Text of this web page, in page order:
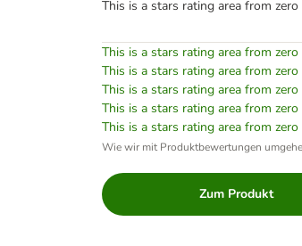
This is a stars rating area from
This is a stars rating area from
This is a stars rating area from
This is a stars rating area from
This is a stars rating area from
This is a stars rating area from
Wie wir mit Produktbewertungen
Zum Produkt